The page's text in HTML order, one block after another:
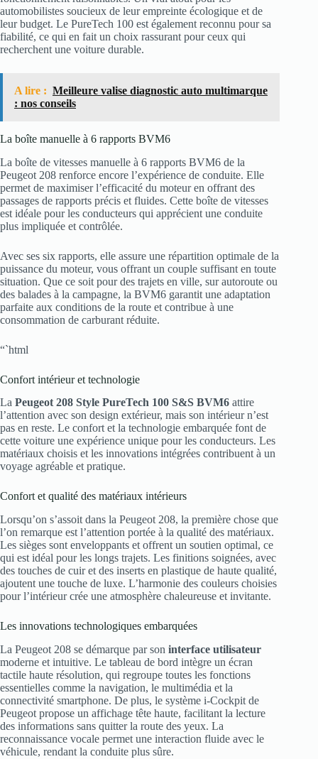
automobilistes soucieux de leur empreinte écologique et de
leur budget. Le PureTech 100 est également reconnu pour sa
fiabilité, ce qui en fait un choix rassurant pour ceux qui
recherchent une voiture durable.
A lire : Meilleure valise diagnostic auto multimarque
: nos conseils
La boîte manuelle à 6 rapports BVM6
La boîte de vitesses manuelle à 6 rapports BVM6 de la
Peugeot 208 renforce encore l’expérience de conduite. Elle
permet de maximiser l’efficacité du moteur en offrant des
passages de rapports précis et fluides. Cette boîte de vitesses
est idéale pour les conducteurs qui apprécient une conduite
plus impliquée et contrôlée.
Avec ses six rapports, elle assure une répartition optimale de la
puissance du moteur, vous offrant un couple suffisant en toute
situation. Que ce soit pour des trajets en ville, sur autoroute ou
des balades à la campagne, la BVM6 garantit une adaptation
parfaite aux conditions de la route et contribue à une
consommation de carburant réduite.
“`html
Confort intérieur et technologie
La Peugeot 208 Style PureTech 100 S&S BVM6 attire
l’attention avec son design extérieur, mais son intérieur n’est
pas en reste. Le confort et la technologie embarquée font de
cette voiture une expérience unique pour les conducteurs. Les
matériaux choisis et les innovations intégrées contribuent à un
voyage agréable et pratique.
Confort et qualité des matériaux intérieurs
Lorsqu’on s’assoit dans la Peugeot 208, la première chose que
l’on remarque est l’attention portée à la qualité des matériaux.
Les sièges sont enveloppants et offrent un soutien optimal, ce
qui est idéal pour les longs trajets. Les finitions soignées, avec
des touches de cuir et des inserts en plastique de haute qualité,
ajoutent une touche de luxe. L’harmonie des couleurs choisies
pour l’intérieur crée une atmosphère chaleureuse et invitante.
Les innovations technologiques embarquées
La Peugeot 208 se démarque par son interface utilisateur
moderne et intuitive. Le tableau de bord intègre un écran
tactile haute résolution, qui regroupe toutes les fonctions
essentielles comme la navigation, le multimédia et la
connectivité smartphone. De plus, le système i-Cockpit de
Peugeot propose un affichage tête haute, facilitant la lecture
des informations sans quitter la route des yeux. La
reconnaissance vocale permet une interaction fluide avec le
véhicule, rendant la conduite plus sûre.